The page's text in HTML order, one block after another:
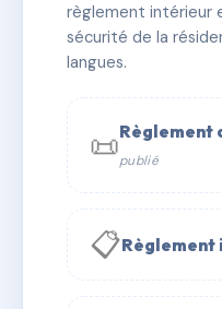
73120 COURCHEVEL
✓ Immatriculée
📞 Contacter Syndic
✉ Email
règlement intérieur
sécurité de la
langues.
📜Règlement
publié
📋